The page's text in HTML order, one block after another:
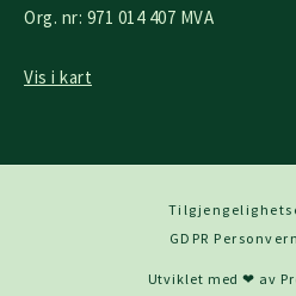
Org. nr: 971 014 407 MVA
Vis i kart
GDPR
Utviklet med ❤ av